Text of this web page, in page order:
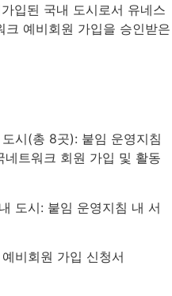
입된 국내 도시로서 유네스
크 예비회원 가입을 승인받은
시(총 8곳): 붙임 운영지침
네트워크 회원 가입 및 활동
도시: 붙임 운영지침 내 서
비회원 가입 신청서